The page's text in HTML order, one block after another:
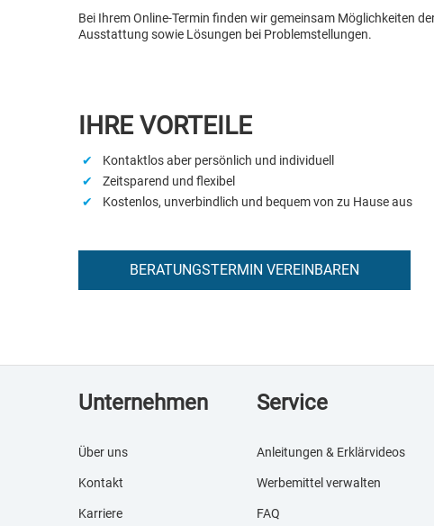
Bei Ihrem Online-Termin finden wir gemeinsam Möglichkeiten
Ausstattung sowie Lösungen bei Problemstellungen.
IHRE VORTEILE
✔
Kontaktlos aber persönlich und individuell
✔
Zeitsparend und flexibel
✔
Kostenlos, unverbindlich und bequem von zu Hause aus
BERATUNGSTERMIN VEREINBAREN
Unternehmen
Über uns
Kontakt
Karriere
Service
Anleitungen & Erklärvideos
Werbemittel verwalten
FAQ